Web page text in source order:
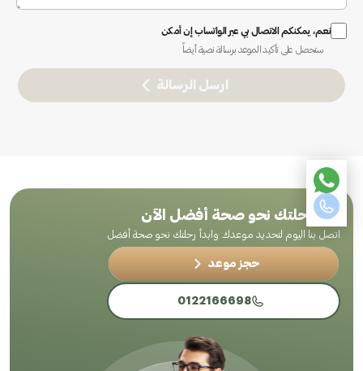
نعم، يمكنكم الاتصال بي عبر الواتساب إن أمكن
ستحصل على تأكيد الموعد برسالة نصية أيضاً
ارسل الرسالة
ابدأ رحلتك نحو صحة أفضل الآن
اتصل بنا اليوم لتحديد موعدك وابدأ رحلتك نحو صحة أفضل
حجز موعد
0122166698